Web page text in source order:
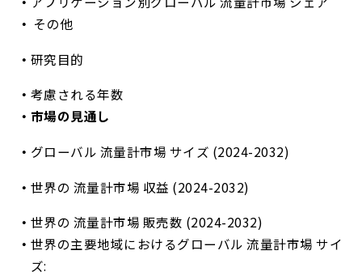
その他
研究目的
考慮される年数
市場の見通し
グローバル 流量計市場 サイズ (2024-2032)
世界の 流量計市場 収益 (2024-2032)
世界の 流量計市場 販売数 (2024-2032)
世界の主要地域におけるグローバル 流量計市場 サイ
ズ: